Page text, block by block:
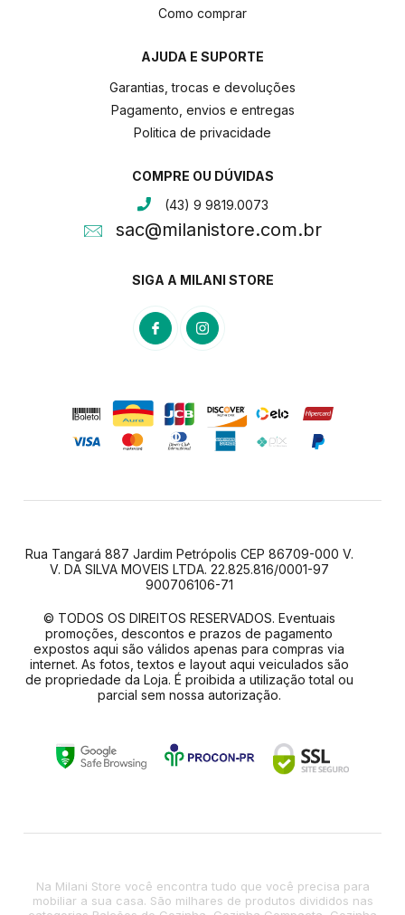
Como comprar
AJUDA E SUPORTE
Garantias, trocas e devoluções
Pagamento, envios e entregas
Politica de privacidade
COMPRE OU DÚVIDAS
(43) 9 9819.0073
sac@milanistore.com.br
SIGA A MILANI STORE
Rua Tangará 887 Jardim Petrópolis CEP 86709-000 V.
V. DA SILVA MOVEIS LTDA. 22.825.816/0001-97
900706106-71
© TODOS OS DIREITOS RESERVADOS. Eventuais
promoções, descontos e prazos de pagamento
expostos aqui são válidos apenas para compras via
internet. As fotos, textos e layout aqui veiculados são
de propriedade da Loja. É proibida a utilização total ou
parcial sem nossa autorização.
Na Milani Store você encontra tudo que você precisa para
mobiliar a sua casa. São milhares de produtos divididos nas